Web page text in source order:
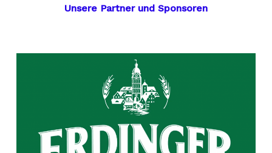
Unsere Partner und Sponsoren